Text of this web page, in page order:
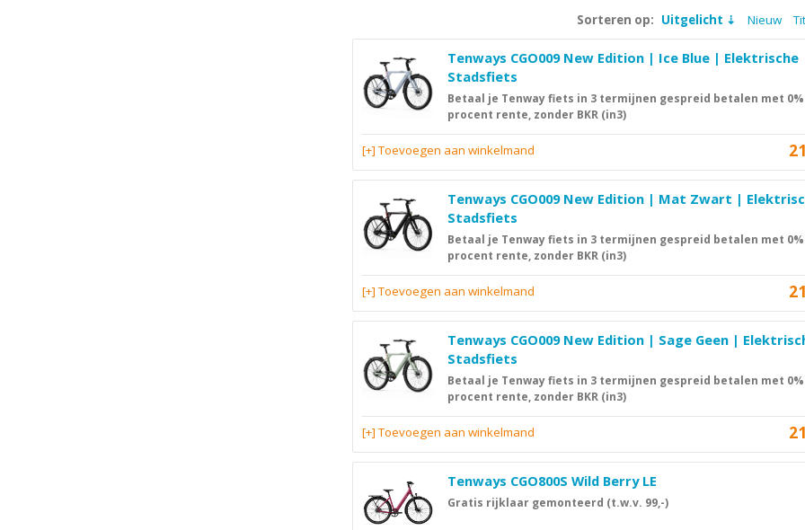
Sorteren op: Uitgelicht Nieuw
Tenways CGO009 New Edition | Ice Blue | Elektrische
Stadsfiets
Betaal je Tenway fiets in 3 termijnen gespreid betalen met 0%
procent rente, zonder BKR (in3)
[+] Toevoegen aan winkelmand
Tenways CGO009 New Edition | Mat Zwart |
Stadsfiets
Betaal je Tenway fiets in 3 termijnen gespreid betalen met 0%
procent rente, zonder BKR (in3)
[+] Toevoegen aan winkelmand
Tenways CGO009 New Edition | Sage Geen |
Stadsfiets
Betaal je Tenway fiets in 3 termijnen gespreid betalen met 0%
procent rente, zonder BKR (in3)
[+] Toevoegen aan winkelmand
Tenways CGO800S Wild Berry LE
Gratis rijklaar gemonteerd (t.w.v. 99,-)